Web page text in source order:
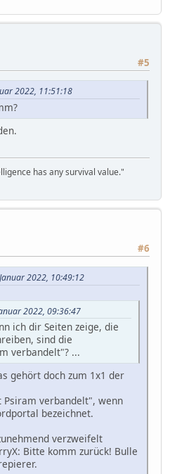
#5
2022, 11:51:18
has any survival value."
#6
2022, 10:49:12
2022, 09:36:47
ich dir Seiten zeige, die
sind die
verbandelt"? ...
gehört doch zum 1x1 der
verbandelt", wenn
bezeichnet.
verzweifelt
Bitte komm zurück! Bulle